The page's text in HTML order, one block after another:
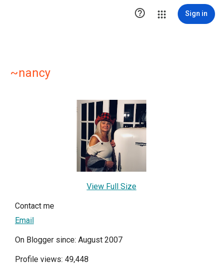
 Sign in
~nancy
View Full Size
Contact me
Email
On Blogger since: August 2007
Profile views: 49,448